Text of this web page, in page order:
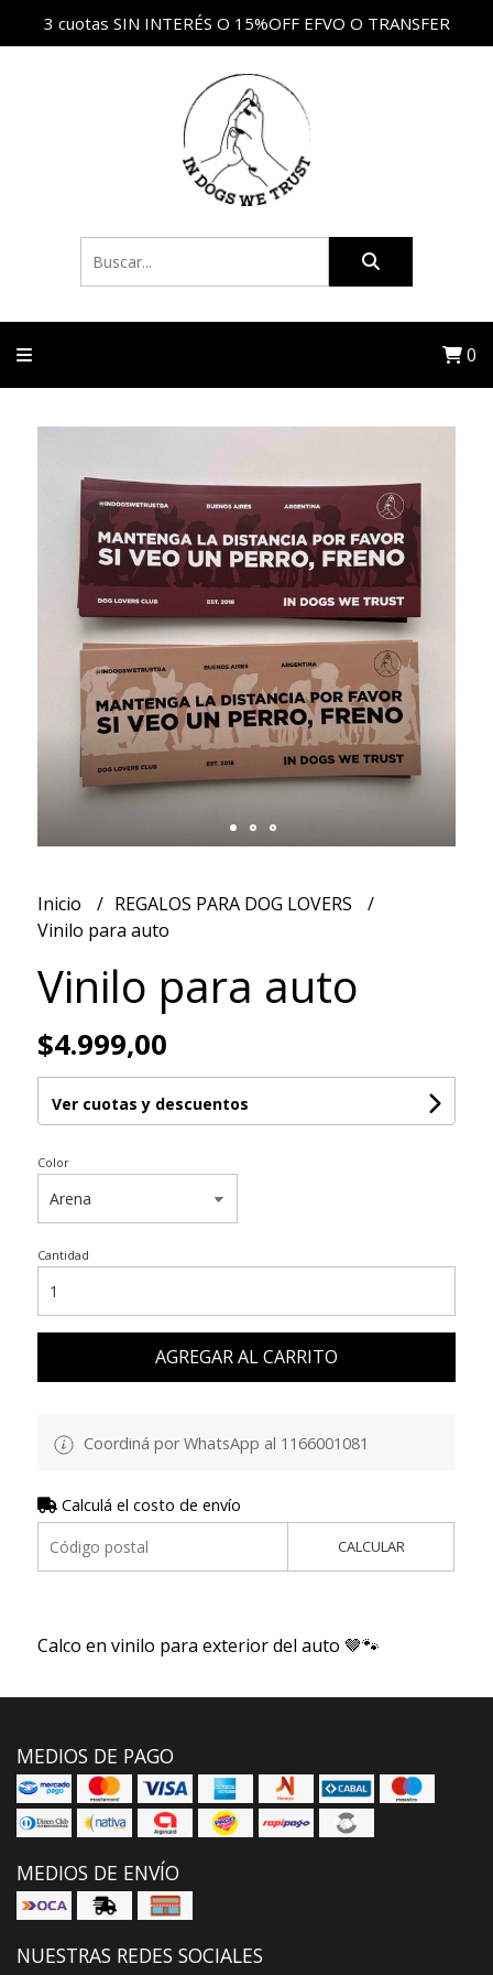
3 cuotas SIN INTERÉS O 15%OFF EFVO O TRANSFER
0
Inicio
REGALOS PARA DOG LOVERS
Vinilo para auto
Vinilo para auto
$4.999,00
Ver cuotas y descuentos
Color
Cantidad
AGREGAR AL CARRITO
Coordiná por WhatsApp al 1166001081
Calculá el costo de envío
CALCULAR
Calco en vinilo para exterior del auto 🤎🐾
MEDIOS DE PAGO
MEDIOS DE ENVÍO
NUESTRAS REDES SOCIALES